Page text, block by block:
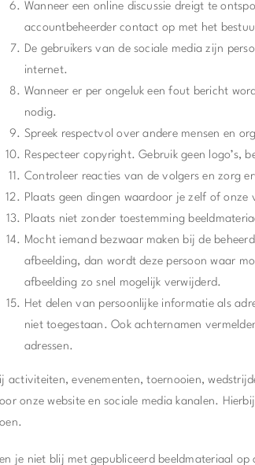
Wanneer een online discussie dreigt te
accountbeheerder contact op met het
De gebruikers van de sociale media zijn
internet.
Wanneer er per ongeluk een fout bericht
nodig.
Spreek respectvol over andere mensen en
Respecteer copyright. Gebruik geen logo’s,
Controleer reacties van de volgers en zorg
Plaats geen dingen waardoor je zelf of
Plaats niet zonder toestemming
Mocht iemand bezwaar maken bij de
afbeelding, dan wordt deze persoon waar
afbeelding zo snel mogelijk verwijderd.
Het delen van persoonlijke informatie als
niet toegestaan. Ook achternamen
adressen.
activiteiten, evenementen, toernooien,
onze website en sociale media kanalen.
je niet blij met gepubliceerd beeldmateriaal